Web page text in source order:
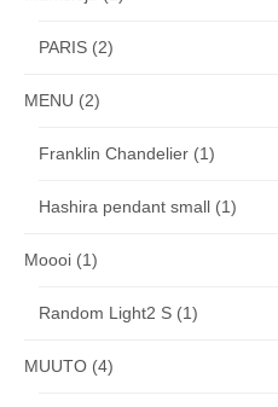
PARIS (2)
MENU (2)
Franklin Chandelier (1)
Hashira pendant small (1)
Moooi (1)
Random Light2 S (1)
MUUTO (4)